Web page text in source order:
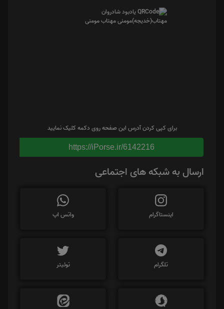
برای کپی کردن آدرس این صفحه روی دکمه کلیک نمایید
https://iPorse.ir/6142216
ارسال به شبکه های اجتماعی
اینستاگرام واتس اپ
تلگرام توئیتر